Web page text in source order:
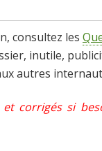
consultez les
inutile,
autres
et corrigés si